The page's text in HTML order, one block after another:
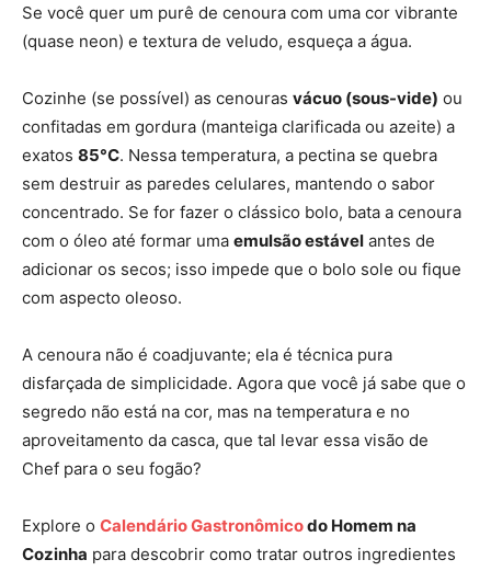
Se você quer um purê de cenoura com uma cor vibrante
(quase neon) e textura de veludo, esqueça a água.
Cozinhe (se possível) as cenouras vácuo (sous-vide) ou
confitadas em gordura (manteiga clarificada ou azeite) a
exatos 85°C. Nessa temperatura, a pectina se quebra
sem destruir as paredes celulares, mantendo o sabor
concentrado. Se for fazer o clássico bolo, bata a cenoura
com o óleo até formar uma emulsão estável antes de
adicionar os secos; isso impede que o bolo sole ou fique
com aspecto oleoso.
A cenoura não é coadjuvante; ela é técnica pura
disfarçada de simplicidade. Agora que você já sabe que o
segredo não está na cor, mas na temperatura e no
aproveitamento da casca, que tal levar essa visão de
Chef para o seu fogão?
Explore o Calendário Gastronômicodo Homem na
Cozinha para descobrir como tratar outros ingredientes